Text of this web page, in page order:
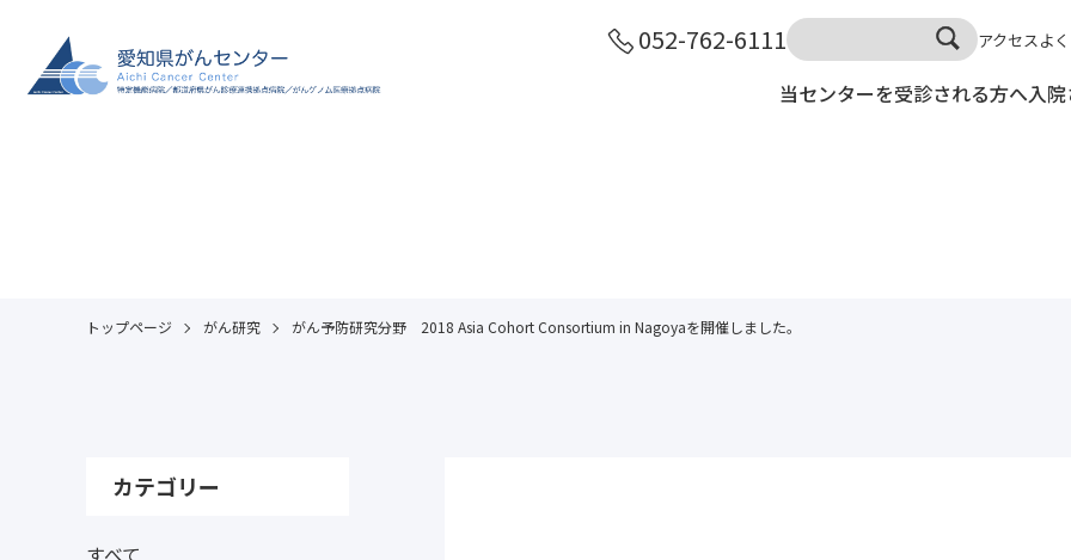
052-762-6111 アクセス よ
当センターを受診される方へ入
トップページ がん研究 がん予防研究分野 2018 Asia Cohort Consortium in Nagoyaを開催しました。
カテゴリー
すべて